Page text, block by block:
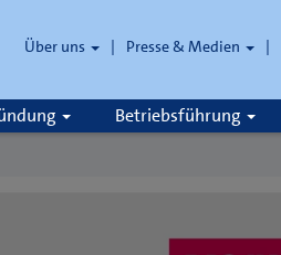
Über uns Presse & Medien
Betriebsführung